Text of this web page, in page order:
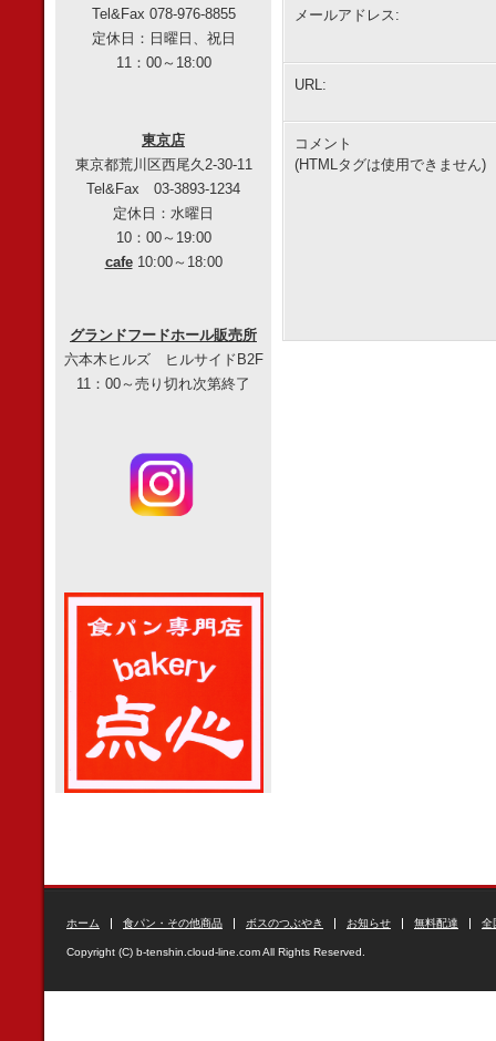
メールアドレス:
URL:
コメント
(HTMLタグは使用できません)
Tel&Fax 078-976-8855
定休日：日曜日、祝日
11：00～18:00
東京店
東京都荒川区西尾久2-30-11
Tel&Fax 03-3893-1234
定休日：水曜日
10：00～19:00
cafe10:00～18:00
グランドフードホール販売所
六本木ヒルズ ヒルサイドB2F
11：00～売り切れ次第終了
ホーム 食パン・その他商品 ボスのつぶやき お知らせ 無料配達 全
Copyright (C) b-tenshin.cloud-line.com All Rights Reserved.